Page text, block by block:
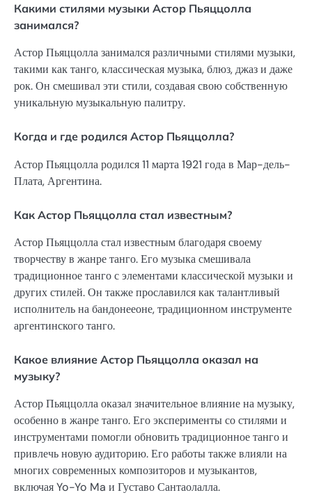
Какими стилями музыки Астор Пьяццолла
занимался?
Астор Пьяццолла занимался различными стилями музыки,
такими как танго, классическая музыка, блюз, джаз и даже
рок. Он смешивал эти стили, создавая свою собственную
уникальную музыкальную палитру.
Когда и где родился Астор Пьяццолла?
Астор Пьяццолла родился 11 марта 1921 года в Мар-дель-
Плата, Аргентина.
Как Астор Пьяццолла стал известным?
Астор Пьяццолла стал известным благодаря своему
творчеству в жанре танго. Его музыка смешивала
традиционное танго с элементами классической музыки и
других стилей. Он также прославился как талантливый
исполнитель на бандонееоне, традиционном инструменте
аргентинского танго.
Какое влияние Астор Пьяццолла оказал на
музыку?
Астор Пьяццолла оказал значительное влияние на музыку,
особенно в жанре танго. Его эксперименты со стилями и
инструментами помогли обновить традиционное танго и
привлечь новую аудиторию. Его работы также влияли на
многих современных композиторов и музыкантов,
включая Yo-Yo Ma и Густаво Сантаолалла.